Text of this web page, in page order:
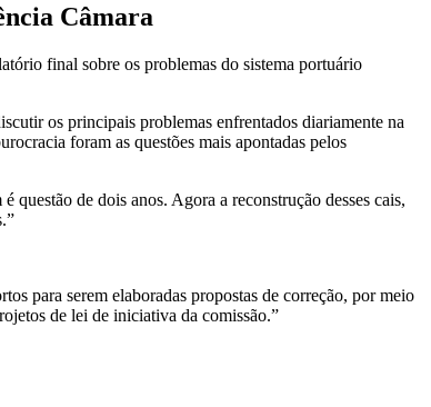
Câmara
final sobre os problemas do sistema portuário
os principais problemas enfrentados diariamente na
foram as questões mais apontadas pelos
de dois anos. Agora a reconstrução desses cais,
para serem elaboradas propostas de correção, por meio
de lei de iniciativa da comissão.”